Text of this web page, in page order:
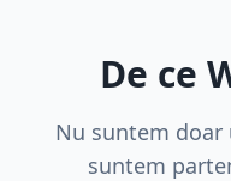
De ce
Nu suntem doar
suntem